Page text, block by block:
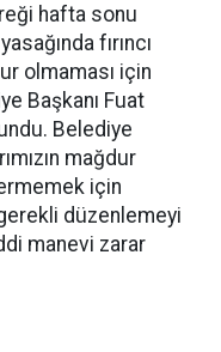
hafta sonu
fırıncı
olmaması için
Başkanı Fuat
Belediye
mağdur
için
gerekli düzenlemeyi
manevi zarar